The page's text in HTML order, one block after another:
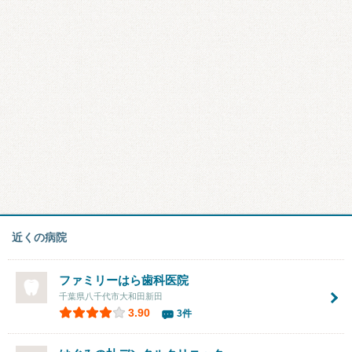
近くの病院
ファミリーはら歯科医院
千葉県八千代市大和田新田
3.90 3件